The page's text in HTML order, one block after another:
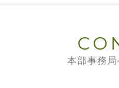
本部事務